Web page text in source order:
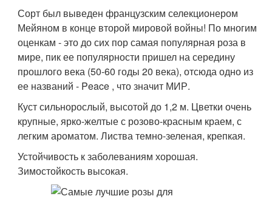
Сорт был выведен французским селекционером
Мейяном в конце второй мировой войны! По многим
оценкам - это до сих пор самая популярная роза в
мире, пик ее популярности пришел на середину
прошлого века (50-60 годы 20 века), отсюда одно из
ее названий - Peace , что значит МИР.
Куст сильнорослый, высотой до 1,2 м. Цветки очень
крупные, ярко-желтые с розово-красным краем, с
легким ароматом. Листва темно-зеленая, крепкая.
Устойчивость к заболеваниям хорошая.
Зимостойкость высокая.